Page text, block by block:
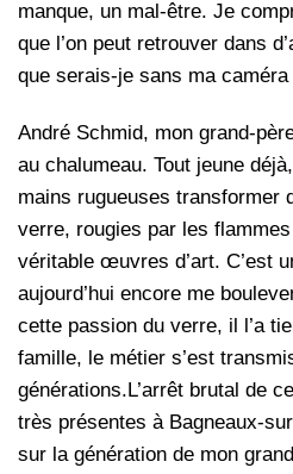
manque, un mal-être. Je
que l’on peut retrouver dans
que serais-je sans ma caméra
André Schmid, mon grand-
au chalumeau. Tout jeune
mains rugueuses transformer
verre, rougies par les
véritable œuvres d’art. C’est
aujourd’hui encore me
cette passion du verre, il l’a
famille, le métier s’est
générations.L’arrêt brutal de
très présentes à Bagneaux-
sur la génération de mon